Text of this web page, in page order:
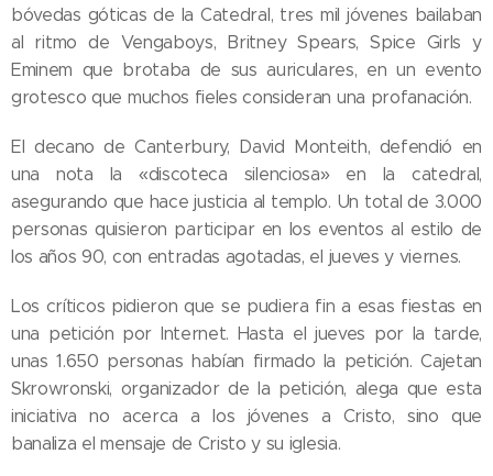
bóvedas góticas de la Catedral, tres mil jóvenes bailaban
al ritmo de Vengaboys, Britney Spears, Spice Girls y
Eminem que brotaba de sus auriculares, en un evento
grotesco que muchos fieles consideran una profanación.
El decano de Canterbury, David Monteith, defendió en
una nota la «discoteca silenciosa» en la catedral,
asegurando que hace justicia al templo. Un total de 3.000
personas quisieron participar en los eventos al estilo de
los años 90, con entradas agotadas, el jueves y viernes.
Los críticos pidieron que se pudiera fin a esas fiestas en
una petición por Internet. Hasta el jueves por la tarde,
unas 1.650 personas habían firmado la petición. Cajetan
Skrowronski, organizador de la petición, alega que esta
iniciativa no acerca a los jóvenes a Cristo, sino que
banaliza el mensaje de Cristo y su iglesia.